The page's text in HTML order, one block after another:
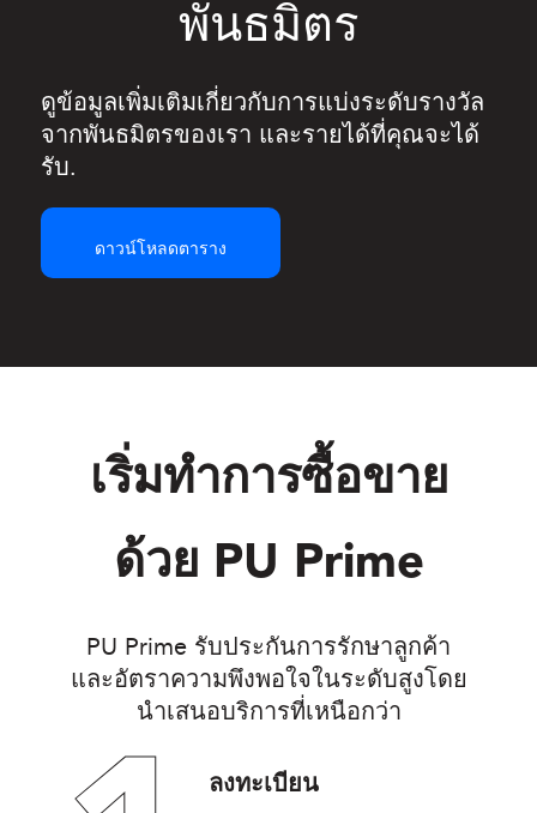
พันธมิตร
ดูข้อมูลเพิ่มเติมเกี่ยวกับการแบ่งระดับรางวัล
จากพันธมิตรของเรา และรายได้ที่คุณจะได้
รับ.
ดาวน์โหลดตาราง
เริ่มทำการซื้อขาย
ด้วย PU Prime
PU Prime รับประกันการรักษาลูกค้า
และอัตราความพึงพอใจในระดับสูงโดย
นำเสนอบริการที่เหนือกว่า
ลงทะเบียน